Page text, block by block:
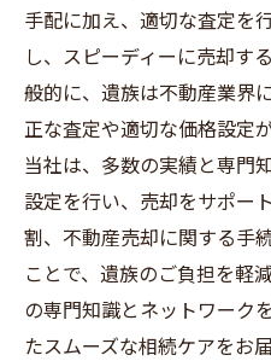
手配に加え、適切な査定を
し、スピーディーに売却す
般的に、遺族は不動産業界
正な査定や適切な価格設定
当社は、多数の実績と専門
設定を行い、売却をサポー
割、不動産売却に関する手
ことで、遺族のご負担を軽
の専門知識とネットワーク
たスムーズな相続ケアをお届